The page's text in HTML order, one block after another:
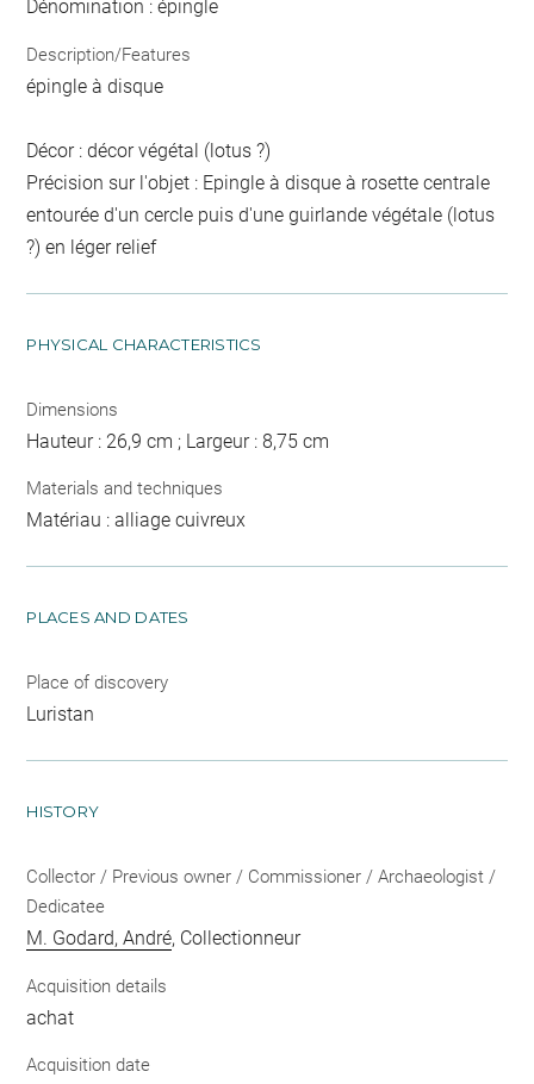
Dénomination : épingle
Description/Features
épingle à disque
Décor : décor végétal (lotus ?)
Précision sur l'objet : Epingle à disque à rosette centrale
entourée d'un cercle puis d'une guirlande végétale (lotus
?) en léger relief
PHYSICAL CHARACTERISTICS
Dimensions
Hauteur : 26,9 cm ; Largeur : 8,75 cm
Materials and techniques
Matériau : alliage cuivreux
PLACES AND DATES
Place of discovery
Luristan
HISTORY
Collector / Previous owner / Commissioner / Archaeologist /
Dedicatee
M. Godard, André, Collectionneur
Acquisition details
achat
Acquisition date